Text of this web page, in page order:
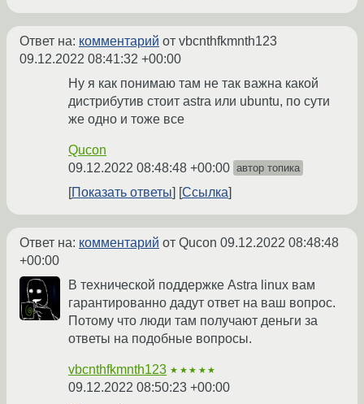
Ответ на: комментарий от vbcnthfkmnth123
09.12.2022 08:41:32 +00:00
Ну я как понимаю там не так важна какой
дистрибутив стоит astra или ubuntu, по сути
же одно и тоже все
Qucon
09.12.2022 08:48:48 +00:00 автор топика
Показать ответы Ссылка
Ответ на: комментарий от Qucon 09.12.2022 08:48:48
+00:00
В технической поддержке Astra linux вам
гарантированно дадут ответ на ваш вопрос.
Потому что люди там получают деньги за
ответы на подобные вопросы.
vbcnthfkmnth123 ★★★★★
09.12.2022 08:50:23 +00:00